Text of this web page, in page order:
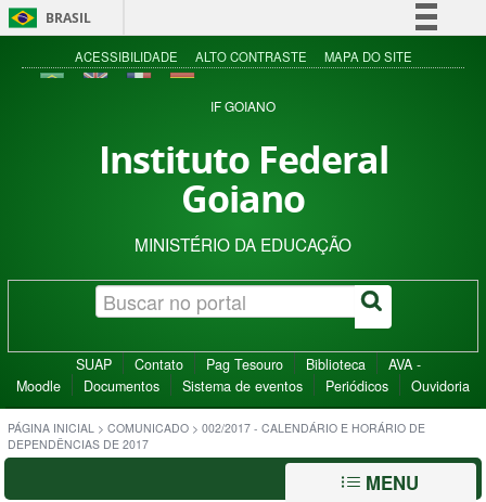
BRASIL
Simplifique!
Acesso à informação
ACESSIBILIDADE ALTO CONTRASTE MAPA DO SITE
IF GOIANO
Instituto Federal
Goiano
MINISTÉRIO DA EDUCAÇÃO
SUAP Contato Pag Tesouro Biblioteca
AVA -
Moodle
Documentos Sistema de eventos Periódicos Ouvidoria
PÁGINA INICIAL > COMUNICADO > 002/2017 - CALENDÁRIO E HORÁRIO DE
DEPENDÊNCIAS DE 2017
MENU